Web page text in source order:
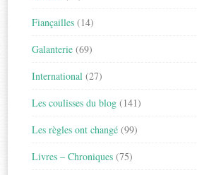
Fiançailles (14)
Galanterie (69)
International (27)
Les coulisses du blog (141)
Les règles ont changé (99)
Livres – Chroniques (75)